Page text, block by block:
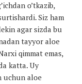
o’tkazib,
Siz ham
agar sizda bu
tayyor aloe
qimmat emas,
katta. Uy
uchun aloe